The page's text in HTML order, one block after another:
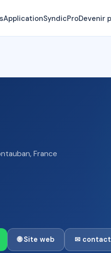
ApplicationSyndicProDevenir
France
🌐 Site web ✉